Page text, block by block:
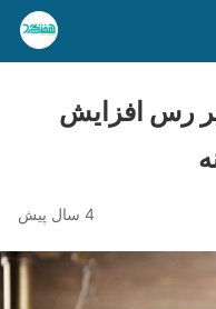
100 در تیر رس افزایش
4 سال پیش